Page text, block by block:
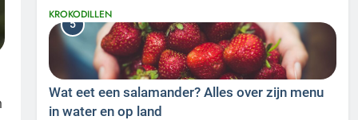
KROKODILLEN
5
Wat eet een salamander? Alles over zijn menu
in water en op land